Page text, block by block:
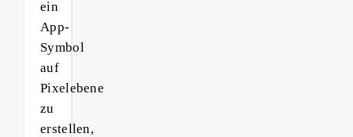
ein
App-
Symbol
auf
Pixelebene
zu
erstellen,